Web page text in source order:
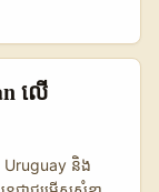
ាមួយភ្នាក់ងារឬ
រសើរជាងមធ្យម។
brand
ចដែលបង្ហាញនៅ
Tourism
លពិពណ៍នាពីភាព
ារ combine រូប
local និង
លើ
Uruguay និង